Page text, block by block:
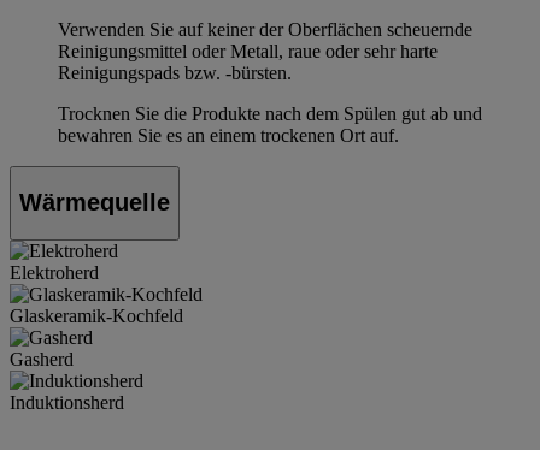
Verwenden Sie auf keiner der Oberflächen scheuernde
Reinigungsmittel oder Metall, raue oder sehr harte
Reinigungspads bzw. -bürsten.
Trocknen Sie die Produkte nach dem Spülen gut ab und
bewahren Sie es an einem trockenen Ort auf.
Wärmequelle
Elektroherd
Glaskeramik-Kochfeld
Gasherd
Induktionsherd